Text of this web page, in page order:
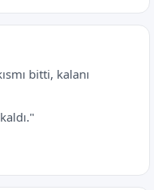
bitti, kalanı